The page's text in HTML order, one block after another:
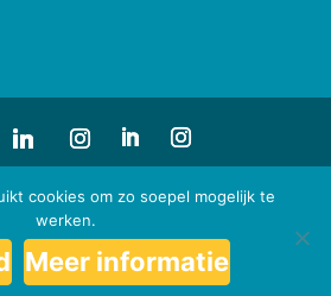
Renew Identity
| Profielfoto
| Website
|Algemene voorwaarden
cookies om zo soepel mogelijk te
werken.
Meer informatie